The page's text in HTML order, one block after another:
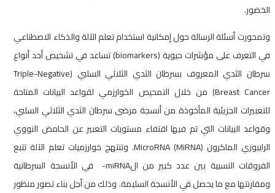
الخضور.
وتمحورت أسئلة الرسالة حول إمكانية استخدام تعلم الآلة والذكاء الاصطناعي
في التعرف على مؤشرات حيوية (biomarkers) تساعد في تشخيص أحد أنواع
سرطان الثدي المعروف بسرطان الثدي الثلاثي السلبي (Triple-Negative
Breast Cancer) من خلال التمحيص الخوارزمي لقواعد البيانات المتاحة
للتعبيرات الجزيئية المأخوذة من أنسجة مرضى سرطان الثدي الثلاثي السلبي،
وقواعد البيانات التي تم فيها اقتفاء مستويات التعبير عن الحامض النووي
الرايبوزي الماكرون (MicroRNA (MiRNA. وتنتهج خوارزميات تعلم الآلة تتبع
الفروقات النسبية بين عدد كبير من الmiRNA- في الأنسجة السرطانية
ومقارنتها مع ما يحصل في الأنسجة السليمة. وذلك من أجل بناء تصور منظور